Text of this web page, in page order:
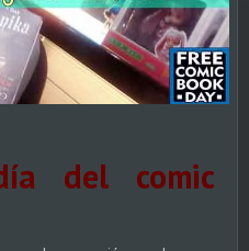
del comic